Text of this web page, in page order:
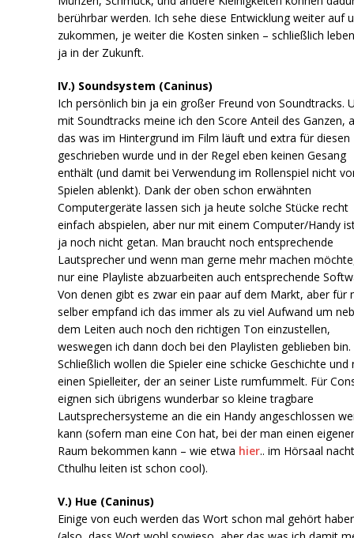
berührbar werden. Ich sehe diese Entwicklung weiter auf
zukommen, je weiter die Kosten sinken – schließlich
ja in der Zukunft.
IV.) Soundsystem (Caninus)
Ich persönlich bin ja ein großer Freund von Soundtracks.
mit Soundtracks meine ich den Score Anteil des Ganzen,
das was im Hintergrund im Film läuft und extra für diesen
geschrieben wurde und in der Regel eben keinen Gesang
enthält (und damit bei Verwendung im Rollenspiel nicht
Spielen ablenkt). Dank der oben schon erwähnten
Computergeräte lassen sich ja heute solche Stücke recht
einfach abspielen, aber nur mit einem Computer/Handy
ja noch nicht getan. Man braucht noch entsprechende
Lautsprecher und wenn man gerne mehr machen
nur eine Playliste abzuarbeiten auch entsprechende
Von denen gibt es zwar ein paar auf dem Markt, aber für
selber empfand ich das immer als zu viel Aufwand um
dem Leiten auch noch den richtigen Ton einzustellen,
weswegen ich dann doch bei den Playlisten geblieben bin.
Schließlich wollen die Spieler eine schicke Geschichte und
einen Spielleiter, der an seiner Liste rumfummelt. Für
eignen sich übrigens wunderbar so kleine tragbare
Lautsprechersysteme an die ein Handy angeschlossen
kann (sofern man eine Con hat, bei der man einen
Raum bekommen kann – wie etwa hier.. im Hörsaal
Cthulhu leiten ist schon cool).
V.) Hue (Caninus)
Einige von euch werden das Wort schon mal gehört